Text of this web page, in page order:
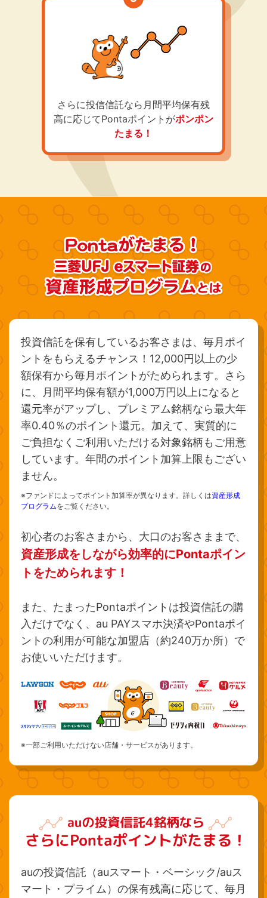
さらに投信信託なら月間平均保有残
高に応じてPontaポイントがポンポン
たまる！
投資信託を保有しているお客さまは、毎月ポイ
ントをもらえるチャンス！12,000円以上の少
額保有から毎月ポイントがためられます。さら
に、月間平均保有額が1,000万円以上になると
還元率がアップし、プレミアム銘柄なら最大年
率0.40％のポイント還元。加えて、実質的に
ご負担なくご利用いただける対象銘柄もご用意
しています。年間のポイント加算上限もござい
ません。
※ファンドによってポイント加算率が異なります。詳しくは資産形成
プログラムをご覧ください。
初心者のお客さまから、大口のお客さままで、
資産形成をしながら効率的にPontaポイン
トをためられます！
また、たまったPontaポイントは投資信託の購
入だけでなく、au PAYスマホ決済やPontaポイ
ントの利用が可能な加盟店（約240万か所）で
お使いいただけます。
※一部ご利用いただけない店舗・サービスがあります。
auの投資信託（auスマート・ベーシック/auス
マート・プライム）の保有残高に応じて、毎月